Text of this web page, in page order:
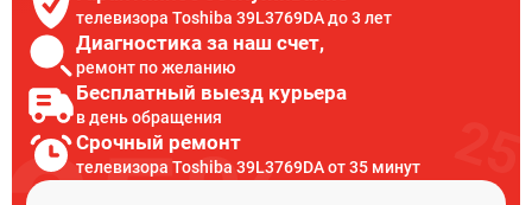
телевизора Toshiba 39L3769DA до 3 лет
Диагностика за наш счет,
ремонт по желанию
Бесплатный выезд курьера
в день обращения
Срочный ремонт
телевизора Toshiba 39L3769DA от 35 минут